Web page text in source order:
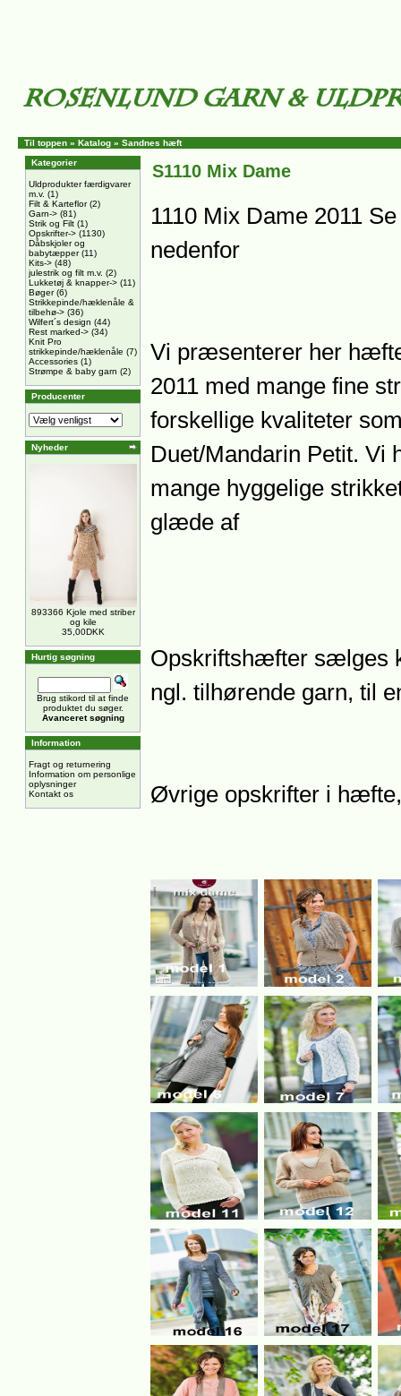
Til toppen » Katalog » Sandnes hæft
Kategorier
Uldprodukter færdigvarer
m.v. (1)
Filt & Karteflor(2)
Garn-> (81)
Strik og Filt (1)
Opskrifter-> (1130)
Dåbskjoler og
babytæpper(11)
Kits-> (48)
julestrik og filt m.v. (2)
Lukketøj & knapper-> (11)
Bøger(6)
Strikkepinde/hæklenåle &
tilbehø-> (36)
Wilfert´s design (44)
Rest marked-> (34)
Knit Pro
strikkepinde/hæklenåle (7)
Accessories (1)
Strømpe & baby garn (2)
Producenter
Nyheder
893366 Kjole med striber
og kile
35,00DKK
Hurtig søgning
Brug stikord til at finde
produktet du søger.
Avanceret søgning
Information
Fragt og returnering
Information om personlige
oplysninger
Kontakt os
S1110 Mix Dame
1110 Mix Dame 2011
nedenfor
Vi præsenterer her
2011 med mange fine
forskellige kvaliteter
Duet/Mandarin Petit. Vi
mange hyggelige
glæde af
Opskriftshæfter sælges
ngl. tilhørende garn, til
Øvrige opskrifter i